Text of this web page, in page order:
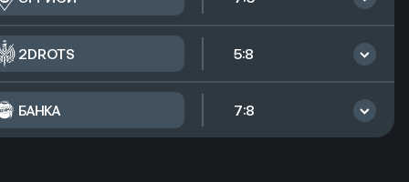
Запас
2DROTS 5:8
1
БАНКА 7:8